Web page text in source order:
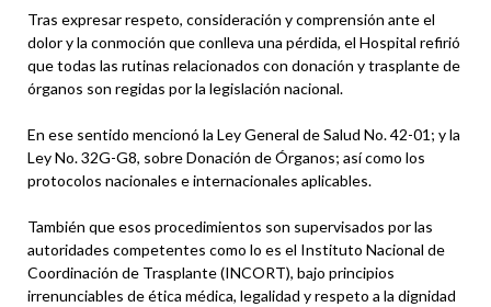
Tras expresar respeto, consideración y comprensión ante el
dolor y la conmoción que conlleva una pérdida, el Hospital refirió
que todas las rutinas relacionados con donación y trasplante de
órganos son regidas por la legislación nacional.
En ese sentido mencionó la Ley General de Salud No. 42-01; y la
Ley No. 32G-G8, sobre Donación de Órganos; así como los
protocolos nacionales e internacionales aplicables.
También que esos procedimientos son supervisados por las
autoridades competentes como lo es el Instituto Nacional de
Coordinación de Trasplante (INCORT), bajo principios
irrenunciables de ética médica, legalidad y respeto a la dignidad